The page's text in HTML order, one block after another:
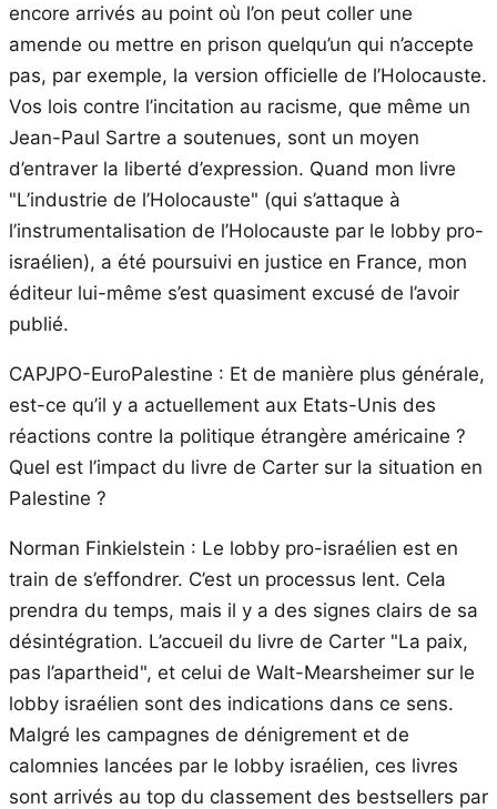
encore arrivés au point où l’on peut coller une
amende ou mettre en prison quelqu’un qui n’accepte
pas, par exemple, la version officielle de l’Holocauste.
Vos lois contre l’incitation au racisme, que même un
Jean-Paul Sartre a soutenues, sont un moyen
d’entraver la liberté d’expression. Quand mon livre
"L’industrie de l’Holocauste" (qui s’attaque à
l’instrumentalisation de l’Holocauste par le lobby pro-
israélien), a été poursuivi en justice en France, mon
éditeur lui-même s’est quasiment excusé de l’avoir
publié.
CAPJPO-EuroPalestine : Et de manière plus générale,
est-ce qu’il y a actuellement aux Etats-Unis des
réactions contre la politique étrangère américaine ?
Quel est l’impact du livre de Carter sur la situation en
Palestine ?
Norman Finkielstein : Le lobby pro-israélien est en
train de s’effondrer. C’est un processus lent. Cela
prendra du temps, mais il y a des signes clairs de sa
désintégration. L’accueil du livre de Carter "La paix,
pas l’apartheid", et celui de Walt-Mearsheimer sur le
lobby israélien sont des indications dans ce sens.
Malgré les campagnes de dénigrement et de
calomnies lancées par le lobby israélien, ces livres
sont arrivés au top du classement des bestsellers par